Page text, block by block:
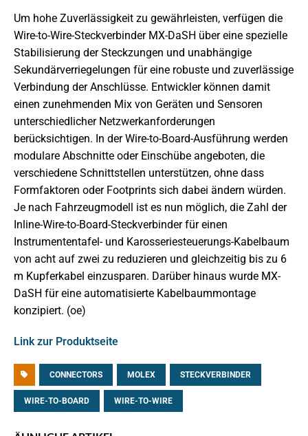
Um hohe Zuverlässigkeit zu gewährleisten, verfügen die
Wire-to-Wire-Steckverbinder MX-DaSH über eine spezielle
Stabilisierung der Steckzungen und unabhängige
Sekundärverriegelungen für eine robuste und zuverlässige
Verbindung der Anschlüsse. Entwickler können damit
einen zunehmenden Mix von Geräten und Sensoren
unterschiedlicher Netzwerkanforderungen
berücksichtigen. In der Wire-to-Board-Ausführung werden
modulare Abschnitte oder Einschübe angeboten, die
verschiedene Schnittstellen unterstützen, ohne dass
Formfaktoren oder Footprints sich dabei ändern würden.
Je nach Fahrzeugmodell ist es nun möglich, die Zahl der
Inline-Wire-to-Board-Steckverbinder für einen
Instrumententafel- und Karosseriesteuerungs-Kabelbaum
von acht auf zwei zu reduzieren und gleichzeitig bis zu 6
m Kupferkabel einzusparen. Darüber hinaus wurde MX-
DaSH für eine automatisierte Kabelbaummontage
konzipiert. (oe)
Link zur Produktseite
CONNECTORS MOLEX STECKVERBINDER
WIRE-TO-BOARD WIRE-TO-WIRE